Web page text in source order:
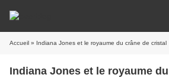
Accueil » Indiana Jones et le royaume du crâne de cristal
Indiana Jones et le royaume